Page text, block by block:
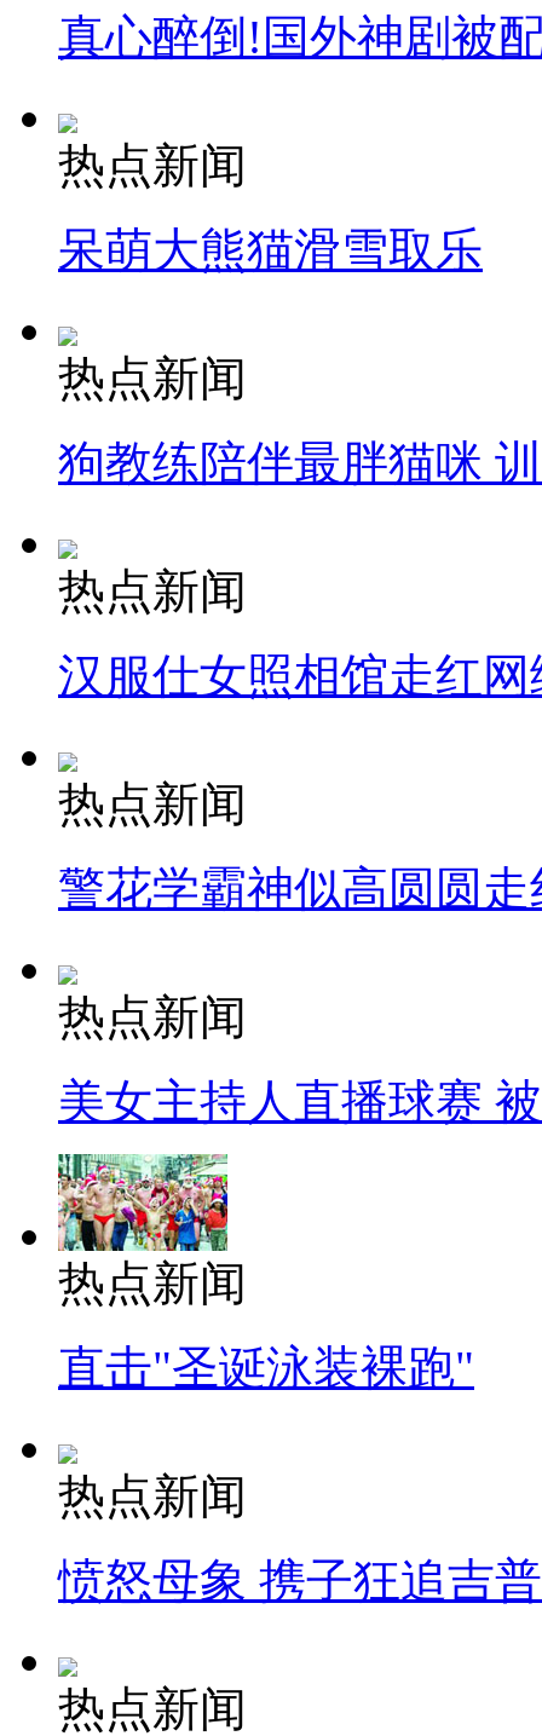
真心醉倒!国外神剧被
热点新闻
呆萌大熊猫滑雪取乐
热点新闻
狗教练陪伴最胖猫咪
热点新闻
汉服仕女照相馆走红网
热点新闻
警花学霸神似高圆圆走
热点新闻
美女主持人直播球赛
热点新闻
直击"圣诞泳装裸跑"
热点新闻
愤怒母象 携子狂追吉
热点新闻